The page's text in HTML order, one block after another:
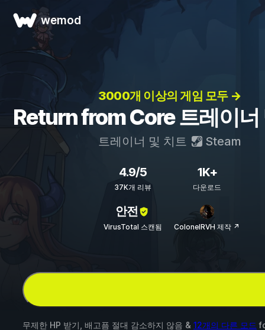
wemod
3000개 이상의 게임 모두 →
Return from Core 트레이너
트레이너 및 치트 Steam
4.9/5
37K개 리뷰
1K+
다운로드
안전
VirusTotal 스캔됨 ColonelRVH 제작 ↗
무제한 HP 받기, 배고픔 절대 감소하지 않음 & 12개의 다른 모드